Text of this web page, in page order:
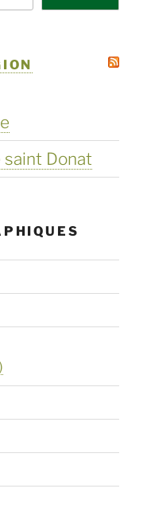
saint Donat